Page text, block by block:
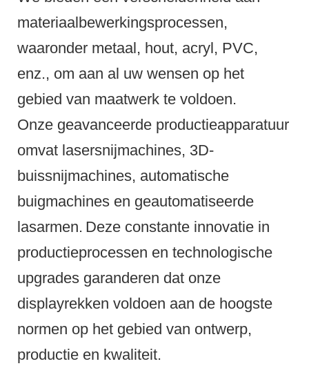
materiaalbewerkingsprocessen,
waaronder metaal, hout, acryl, PVC,
enz., om aan al uw wensen op het
gebied van maatwerk te voldoen.
Onze geavanceerde productieapparatuur
omvat lasersnijmachines, 3D-
buissnijmachines, automatische
buigmachines en geautomatiseerde
lasarmen. Deze constante innovatie in
productieprocessen en technologische
upgrades garanderen dat onze
displayrekken voldoen aan de hoogste
normen op het gebied van ontwerp,
productie en kwaliteit.